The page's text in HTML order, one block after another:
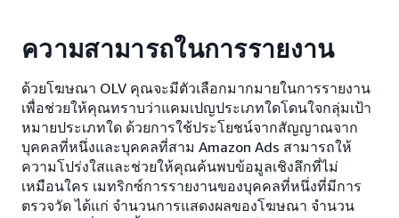
ความสามารถในการรายงาน
ด้วยโฆษณา OLV คุณจะมีตัวเลือกมากมายในการรายงาน
เพื่อช่วยให้คุณทราบว่าแคมเปญประเภทใดโดนใจกลุ่มเป้า
หมายประเภทใด ด้วยการใช้ประโยชน์จากสัญญาณจาก
บุคคลที่หนึ่งและบุคคลที่สาม Amazon Ads สามารถให้
ความโปร่งใสและช่วยให้คุณค้นพบข้อมูลเชิงลึกที่ไม่
เหมือนใคร เมทริกซ์การรายงานของบุคคลที่หนึ่งที่มีการ
ตรวจวัด ได้แก่ จำนวนการแสดงผลของโฆษณา จำนวน